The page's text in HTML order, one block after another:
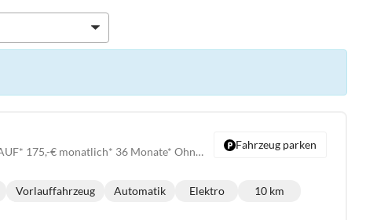
Endurance *VORLAUF* 175,-€ monatlich* 36 Monate* Ohne Kilometerbegrenzung*
Vorlauffahrzeug Automatik Elektro 10 km
Fahrzeug parken